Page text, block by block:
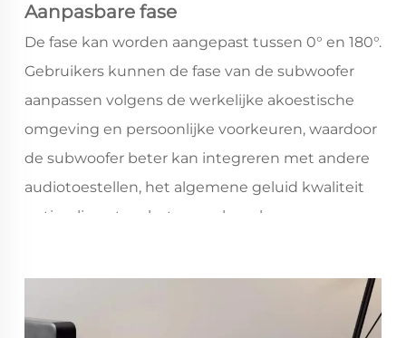
Aanpasbare fase
De fase kan worden aangepast tussen 0° en 180°.
Gebruikers kunnen de fase van de subwoofer
aanpassen volgens de werkelijke akoestische
omgeving en persoonlijke voorkeuren, waardoor
de subwoofer beter kan integreren met andere
audiotoestellen, het algemene geluid kwaliteit
optimaliseert en het gevoel van lagen en